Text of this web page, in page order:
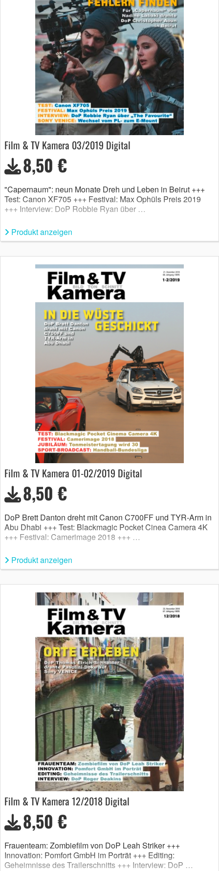
Film & TV Kamera 03/2019 Digital
8,50 €
"Capernaum": neun Monate Dreh und Leben in Beirut +++
Test: Canon XF705 +++ Festival: Max Ophüls Preis 2019
+++ Interview: DoP Robbie Ryan über …
Produkt anzeigen
Film & TV Kamera 01-02/2019 Digital
8,50 €
DoP Brett Danton dreht mit Canon C700FF und TYR-Arm in
Abu Dhabi +++ Test: Blackmagic Pocket Cinea Camera 4K
+++ Festival: Camerimage 2018 +++ …
Produkt anzeigen
Film & TV Kamera 12/2018 Digital
8,50 €
Frauenteam: Zombiefilm von DoP Leah Striker +++
Innovation: Pomfort GmbH im Porträt +++ Editing:
Geheimnisse des Trailerschnitts +++ Interview: DoP …